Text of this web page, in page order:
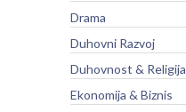
Drama
Duhovni Razvoj
Duhovnost & Religija
Ekonomija & Biznis